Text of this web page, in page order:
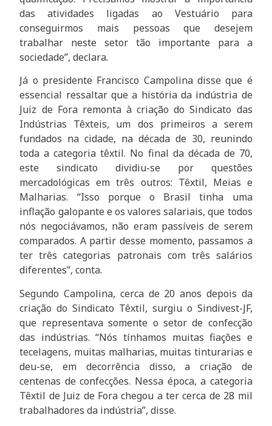
das atividades ligadas ao Vestuário para
conseguirmos mais pessoas que desejem
trabalhar neste setor tão importante para a
sociedade”, declara.
Já o presidente Francisco Campolina disse que é
essencial ressaltar que a história da indústria de
Juiz de Fora remonta à criação do Sindicato das
Indústrias Têxteis, um dos primeiros a serem
fundados na cidade, na década de 30, reunindo
toda a categoria têxtil. No final da década de 70,
este sindicato dividiu-se por questões
mercadológicas em três outros: Têxtil, Meias e
Malharias. “Isso porque o Brasil tinha uma
inflação galopante e os valores salariais, que todos
nós negociávamos, não eram passíveis de serem
comparados. A partir desse momento, passamos a
ter três categorias patronais com três salários
diferentes”, conta.
Segundo Campolina, cerca de 20 anos depois da
criação do Sindicato Têxtil, surgiu o Sindivest-JF,
que representava somente o setor de confecção
das indústrias. “Nós tínhamos muitas fiações e
tecelagens, muitas malharias, muitas tinturarias e
deu-se, em decorrência disso, a criação de
centenas de confecções. Nessa época, a categoria
Têxtil de Juiz de Fora chegou a ter cerca de 28 mil
trabalhadores da indústria”, disse.